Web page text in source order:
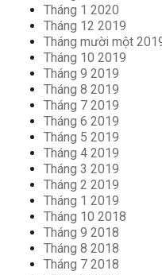
Tháng 1 2020
Tháng 12 2019
Tháng mười một
Tháng 10 2019
Tháng 9 2019
Tháng 8 2019
Tháng 7 2019
Tháng 6 2019
Tháng 5 2019
Tháng 4 2019
Tháng 3 2019
Tháng 2 2019
Tháng 1 2019
Tháng 10 2018
Tháng 9 2018
Tháng 8 2018
Tháng 7 2018